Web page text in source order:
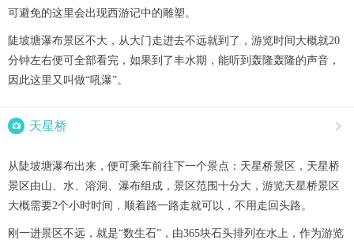
可避免的这里会出现西游记中的雕塑。
陡坡塘瀑布景区不大，从大门走进去不远就到了，游览时间大概就20
分钟左右便可全部看完，如果到了丰水期，能听到轰隆轰隆的声音，
因此这里又叫做“吼瀑”。
 天星桥 
从陡坡塘瀑布出来，便可乘车前往下一个景点：天星桥景区，天星桥
景区由山、水、溶洞、瀑布组成，景区范围十分大，游览天星桥景区
大概需要2个小时时间，顺着路一路走就可以，不用走回头路。
刚一进景区不远，就是“数生石”，由365块石头排列在水上，作为游览